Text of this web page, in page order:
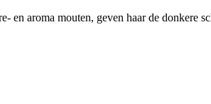
aroma mouten, geven haar de donkere